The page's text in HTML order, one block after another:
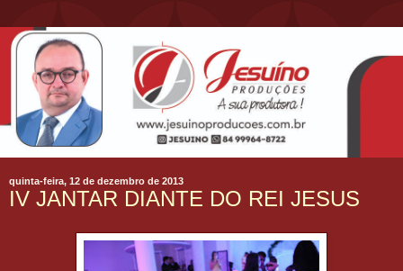
quinta-feira, 12 de dezembro de 2013
IV JANTAR DIANTE DO REI JESUS